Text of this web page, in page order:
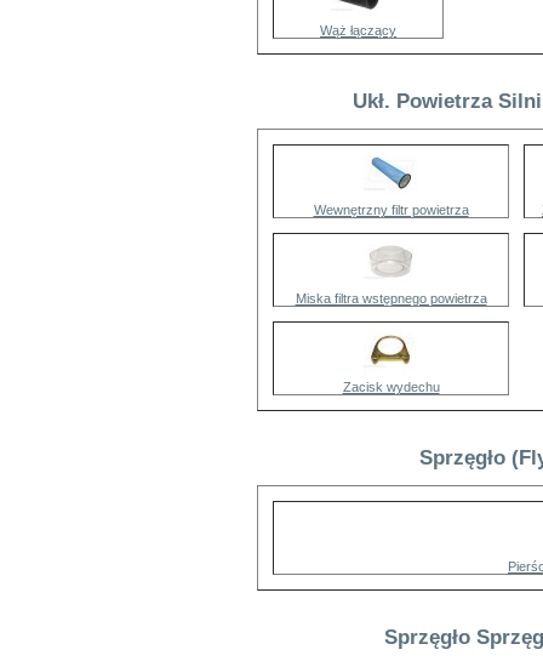
Wąż łączący
Ukł. Powietrza
Wewnętrzny filtr powietrza
Miska filtra wstępnego powietrza
Zacisk wydechu
Sprzęgło
Sprzęgło